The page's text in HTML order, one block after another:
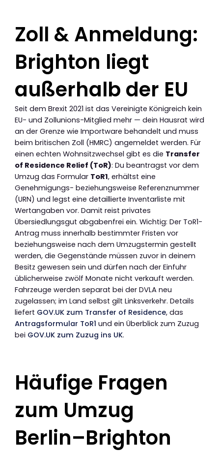
Zoll & Anmeldung:
Brighton liegt
außerhalb der EU
Seit dem Brexit 2021 ist das Vereinigte Königreich kein
EU- und Zollunions-Mitglied mehr — dein Hausrat wird
an der Grenze wie Importware behandelt und muss
beim britischen Zoll (HMRC) angemeldet werden. Für
einen echten Wohnsitzwechsel gibt es die Transfer
of Residence Relief (ToR): Du beantragst vor dem
Umzug das Formular ToR1, erhältst eine
Genehmigungs- beziehungsweise Referenznummer
(URN) und legst eine detaillierte Inventarliste mit
Wertangaben vor. Damit reist privates
Übersiedlungsgut abgabenfrei ein. Wichtig: Der ToR1-
Antrag muss innerhalb bestimmter Fristen vor
beziehungsweise nach dem Umzugstermin gestellt
werden, die Gegenstände müssen zuvor in deinem
Besitz gewesen sein und dürfen nach der Einfuhr
üblicherweise zwölf Monate nicht verkauft werden.
Fahrzeuge werden separat bei der DVLA neu
zugelassen; im Land selbst gilt Linksverkehr. Details
liefert GOV.UK zum Transfer of Residence, das
Antragsformular ToR1 und ein Überblick zum Zuzug
bei GOV.UK zum Zuzug ins UK.
Häufige Fragen
zum Umzug
Berlin–Brighton